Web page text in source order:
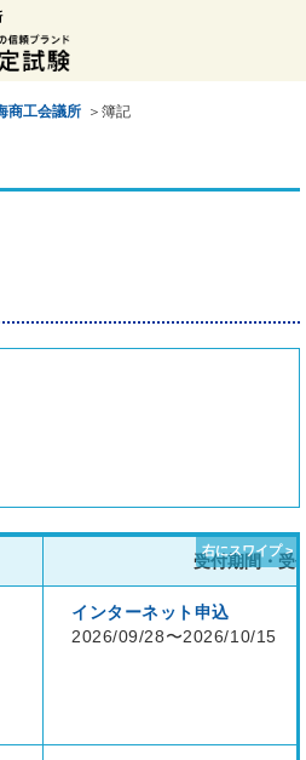
商工会議所 ＞簿記
受付期間・受
インターネット申込
2026/09/28〜2026/10/15